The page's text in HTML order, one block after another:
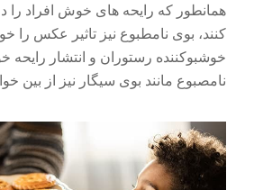
همانطور که رایحه های خوش افراد را
کنند، بوی نامطبوع نیز تاثیر عکس را
خوشبوکننده رستوران و انتشار رایحه
نامصبوع مانند بوی سیگار نیز از بین